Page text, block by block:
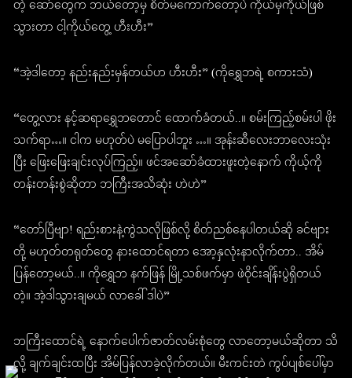
တဲ့ ဆော်တွေက ဘယ်တော့မှ စိတ်မကောက်တော့ပဲ ကိုယ်မှကိုယ်ဖြစ်
သွားတာ ငါ့ကိုယ်တွေ့ ဟီးဟီး”
“အဲ့ဒါတော့ နည်းနည်းမှန်တယ်ဟ ဟီးဟီး” (ကိုရွှေဘရဲ့ စကားသံ)
“တွေ့လား နင့်ဆရာရွှေဘတောင် ထောက်ခံတယ်..။ စမ်းကြည့်စမ်းပါ ဖိုး
သက်ရာ…။ ငါက မဟုတ်ပဲ မပြောပါဘူး …။ အုန်းဆီလေးဘာလေးသုံး
ပြီး ဖြေးဖြေးချင်းလုပ်ကြည့်။ ဖင်အဆော်ခံထားဖူးတဲ့နောက် ကိုယ့်ကို
တန်းတန်းစွဲဆိုတာ ဘကြီးအသိဆုံး ဟဲဟဲ”
“တော်ပြီဗျာ! ရည်းစားနဲ့ကွဲသလိုဖြစ်လို့ စိတ်ညစ်နေပါတယ်ဆို ခင်ဗျား
တို့ မဟုတ်တရုတ်တွေ နားထောင်ရတာ အော့နှလုံးနာလိုက်တာ.. အိမ်
ပြန်တော့မယ်..။ ကိုရွှေဘ နက်ဖြန် မြို့သစ်ဖက်မှာ ဖဲဝိုင်းချိန်းပွဲရှိတယ်
တဲ့။ အဲ့ဒါသွားချမယ် လာခေါ် ဒါပဲ”
ဘကြီးထောင်ရဲ့ နောက်ပေါက်ဇာတ်လမ်းစုံတွေ လာတော့မယ်ဆိုတာ သိ
လို့ ချက်ချင်းထပြီး အိမ်ပြန်လာခဲ့လိုက်တယ်။ မီးကင်းတဲ ကွပ်ပျစ်ပေါ်မှာ